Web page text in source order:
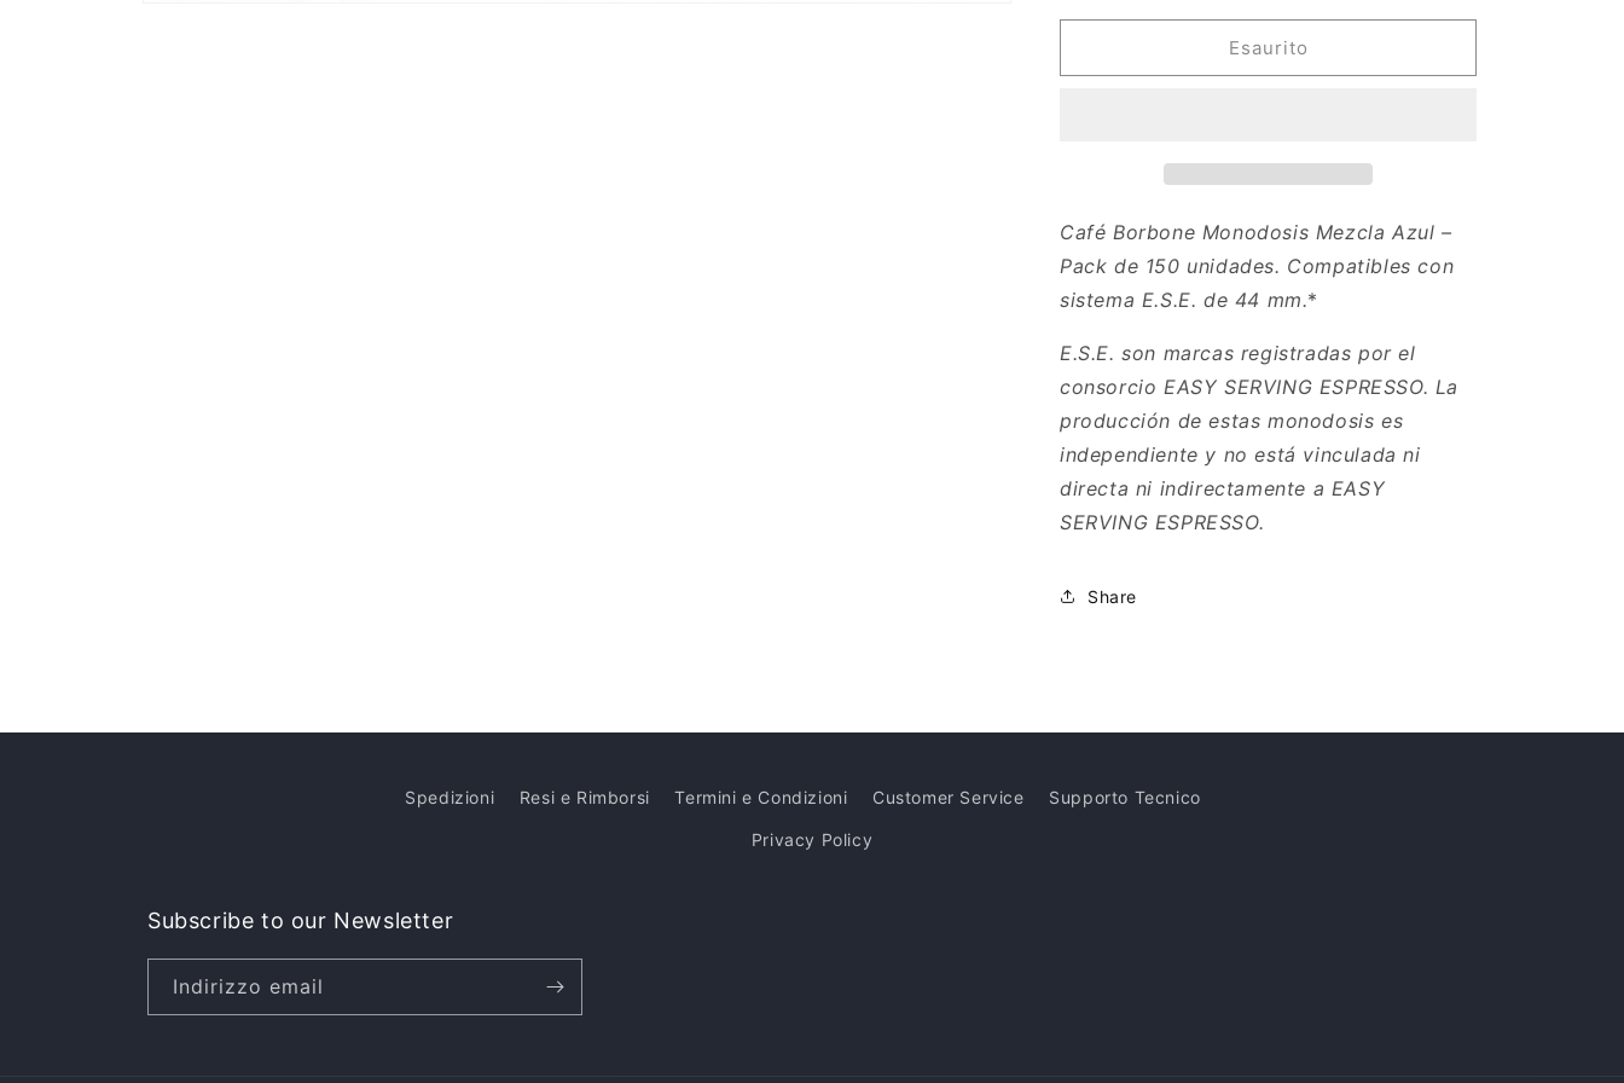
per
Borbone
150
–
Sistema
diámetro
&gt;44
mm
–
150
unidades
per
Café
Borbone
150
–
Sistema
diámetro
&gt;44
mm
–
150
unidades
Esaurito
Café Borbone Monodosis Mezcla Azul –
Pack de 150 unidades. Compatibles con
sistema E.S.E. de 44 mm.*
E.S.E. son marcas registradas por el
consorcio EASY SERVING ESPRESSO. La
producción de estas monodosis es
independiente y no está vinculada ni
directa ni indirectamente a EASY
SERVING ESPRESSO.
Share
Spedizioni Resi e Rimborsi Termini e Condizioni Customer Service Supporto Tecnico
Privacy Policy
Subscribe to our Newsletter
Indirizzo email